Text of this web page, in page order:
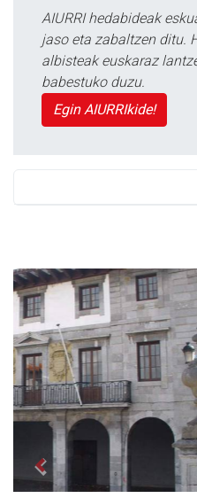
AIURRI hedabideak
jaso eta zabaltzen ditu.
albisteak euskaraz
babestuko duzu.
Egin AIURRIkide!
Previous